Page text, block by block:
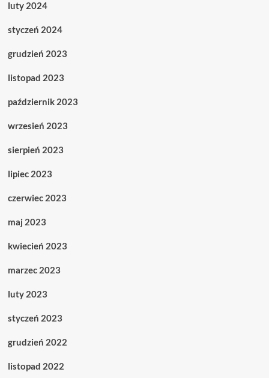
luty 2024
styczeń 2024
grudzień 2023
listopad 2023
październik 2023
wrzesień 2023
sierpień 2023
lipiec 2023
czerwiec 2023
maj 2023
kwiecień 2023
marzec 2023
luty 2023
styczeń 2023
grudzień 2022
listopad 2022